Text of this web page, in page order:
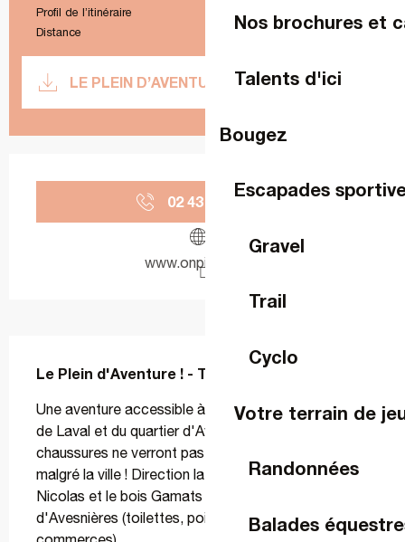
Nos brochures et
Talents d'ici
Bougez
Escapades
Gravel
Trail
Cyclo
Votre terrain de
Randonnées
Balades
Profil de l’itinéraire
Distance 13.9 km
LE PLEIN D’AVENTURE !
02 43 49 46▒▒
www.onpiste.com
Le Plein d'Aventure ! - Trail
Une aventure accessible à toutes et tous au départ
de Laval et du quartier d'Avesnières… ou vos
chaussures ne verront pas beaucoup le bitume
malgré la ville ! Direction la plaine d'aventure Saint
Nicolas et le bois Gamats ! Depuis l'écluse
d'Avesnières (toilettes, point d'eau et tous